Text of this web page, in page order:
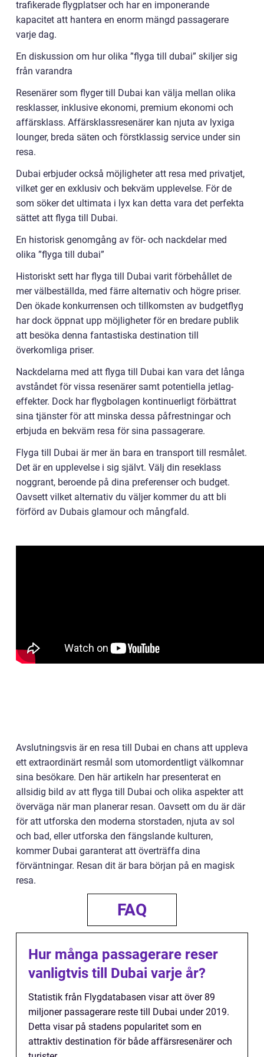
trafikerade flygplatser och har en imponerande
kapacitet att hantera en enorm mängd passagerare
varje dag.
En diskussion om hur olika ”flyga till dubai” skiljer sig
från varandra
Resenärer som flyger till Dubai kan välja mellan olika
resklasser, inklusive ekonomi, premium ekonomi och
affärsklass. Affärsklassresenärer kan njuta av lyxiga
lounger, breda säten och förstklassig service under sin
resa.
Dubai erbjuder också möjligheter att resa med privatjet,
vilket ger en exklusiv och bekväm upplevelse. För de
som söker det ultimata i lyx kan detta vara det perfekta
sättet att flyga till Dubai.
En historisk genomgång av för- och nackdelar med
olika ”flyga till dubai”
Historiskt sett har flyga till Dubai varit förbehållet de
mer välbeställda, med färre alternativ och högre priser.
Den ökade konkurrensen och tillkomsten av budgetflyg
har dock öppnat upp möjligheter för en bredare publik
att besöka denna fantastiska destination till
överkomliga priser.
Nackdelarna med att flyga till Dubai kan vara det långa
avståndet för vissa resenärer samt potentiella jetlag-
effekter. Dock har flygbolagen kontinuerligt förbättrat
sina tjänster för att minska dessa påfrestningar och
erbjuda en bekväm resa för sina passagerare.
Flyga till Dubai är mer än bara en transport till resmålet.
Det är en upplevelse i sig självt. Välj din reseklass
noggrant, beroende på dina preferenser och budget.
Oavsett vilket alternativ du väljer kommer du att bli
förförd av Dubais glamour och mångfald.
Avslutningsvis är en resa till Dubai en chans att uppleva
ett extraordinärt resmål som utomordentligt välkomnar
sina besökare. Den här artikeln har presenterat en
allsidig bild av att flyga till Dubai och olika aspekter att
överväga när man planerar resan. Oavsett om du är där
för att utforska den moderna storstaden, njuta av sol
och bad, eller utforska den fängslande kulturen,
kommer Dubai garanterat att överträffa dina
förväntningar. Resan dit är bara början på en magisk
resa.
FAQ
Hur många passagerare reser
vanligtvis till Dubai varje år?
Statistik från Flygdatabasen visar att över 89
miljoner passagerare reste till Dubai under 2019.
Detta visar på stadens popularitet som en
attraktiv destination för både affärsresenärer och